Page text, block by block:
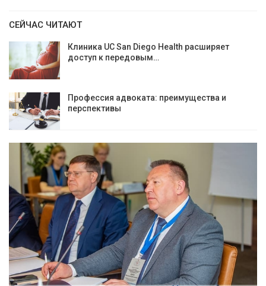
СЕЙЧАС ЧИТАЮТ
Клиника UC San Diego Health расширяет
доступ к передовым…
Профессия адвоката: преимущества и
перспективы